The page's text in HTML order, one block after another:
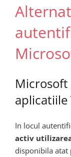
aplicatiile
In locul
activ
disponibila atat